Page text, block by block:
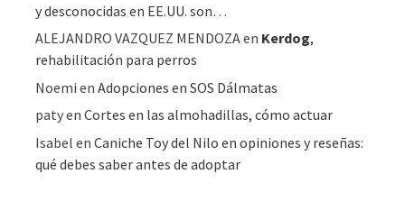
y desconocidas en EE.UU. son…
ALEJANDRO VAZQUEZ MENDOZAen Kerdog,
rehabilitación para perros
Noemi enAdopciones en SOS Dálmatas
patyenCortes en las almohadillas, cómo actuar
Isabel enCaniche Toy del Nilo en opiniones y reseñas:
qué debes saber antes de adoptar